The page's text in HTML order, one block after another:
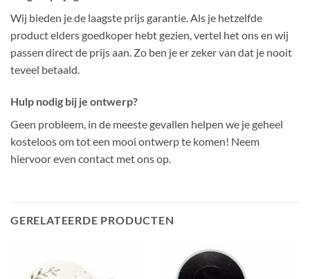
Wij bieden je de laagste prijs garantie. Als je hetzelfde
product elders goedkoper hebt gezien, vertel het ons en wij
passen direct de prijs aan. Zo ben je er zeker van dat je nooit
teveel betaald.
Hulp nodig bij je ontwerp?
Geen probleem, in de meeste gevallen helpen we je geheel
kosteloos om tot een mooi ontwerp te komen! Neem
hiervoor even contact met ons op.
GERELATEERDE PRODUCTEN